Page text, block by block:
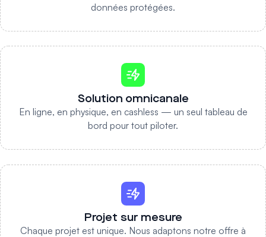
données protégées.
Solution omnicanale
En ligne, en physique, en cashless — un seul tableau de
bord pour tout piloter.
Projet sur mesure
Chaque projet est unique. Nous adaptons notre offre à